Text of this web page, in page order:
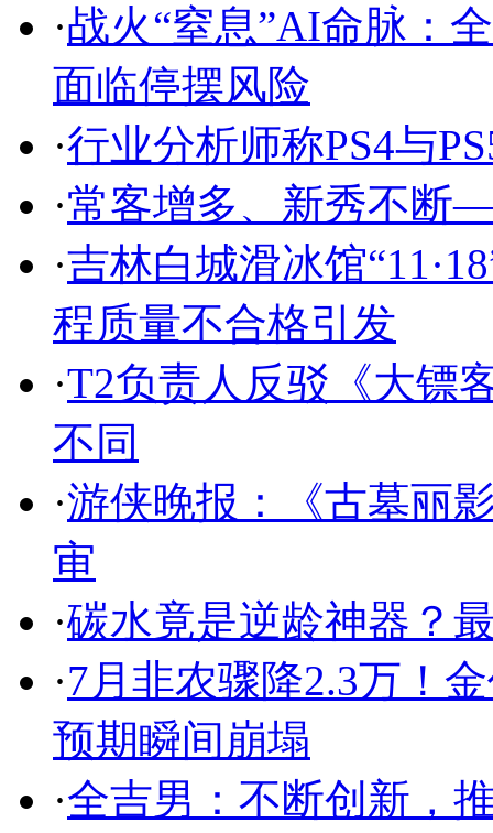
·战火“窒息”AI命脉：
面临停摆风险
·行业分析师称PS4与
·常客增多、新秀不断
·吉林白城滑冰馆
程质量不合格引发
·T2负责人反驳《大镖
不同
·游侠晚报：《古墓丽
审
·碳水竟是逆龄神器？
·7月非农骤降2.3万！
预期瞬间崩塌
·全吉男：不断创新，